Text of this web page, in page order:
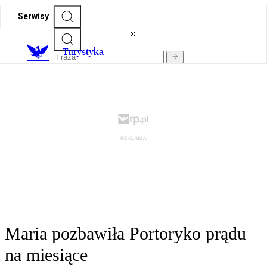
Serwisy
Turystyka
Maria pozbawiła Portoryko prądu
na miesiące